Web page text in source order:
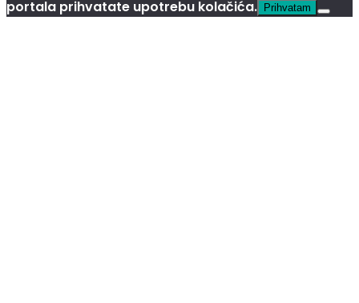
portala prihvatate upotrebu kolačića.
Prihvatam